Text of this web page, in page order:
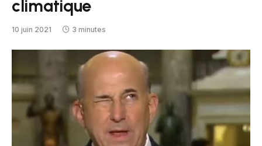
climatique
10 juin 2021 3 minutes